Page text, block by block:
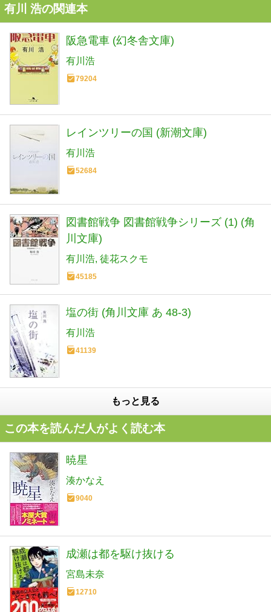
有川 浩の関連本
阪急電車 (幻冬舎文庫)
有川浩
79204
レインツリーの国 (新潮文庫)
有川浩
52684
図書館戦争 図書館戦争シリーズ (1) (角
川文庫)
有川浩 徒花スクモ
45185
塩の街 (角川文庫 あ 48-3)
有川浩
41139
もっと見る
この本を読んだ人がよく読む本
暁星
湊かなえ
9040
成瀬は都を駆け抜ける
宮島未奈
12710